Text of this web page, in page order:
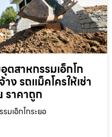
ตสาหกรรมเอ็กโก
ง รถแม็คโครให้เช่า
ราคาถูก
มเอ็กโกระยอ